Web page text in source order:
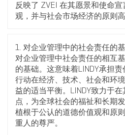
反映了 ZVEI 在其愿景和使命
观，并与社会市场经济的原则高
1. 对企业管理中的社会责任的
对企业管理中社会责任的相互
的基础。这意味着LINDY承担
行动在经济、技术、社会和环
益的适当平衡。LINDY致力于
点，为全球社会的福祉和长期
植根于公认的道德价值观和原
重人的尊严。